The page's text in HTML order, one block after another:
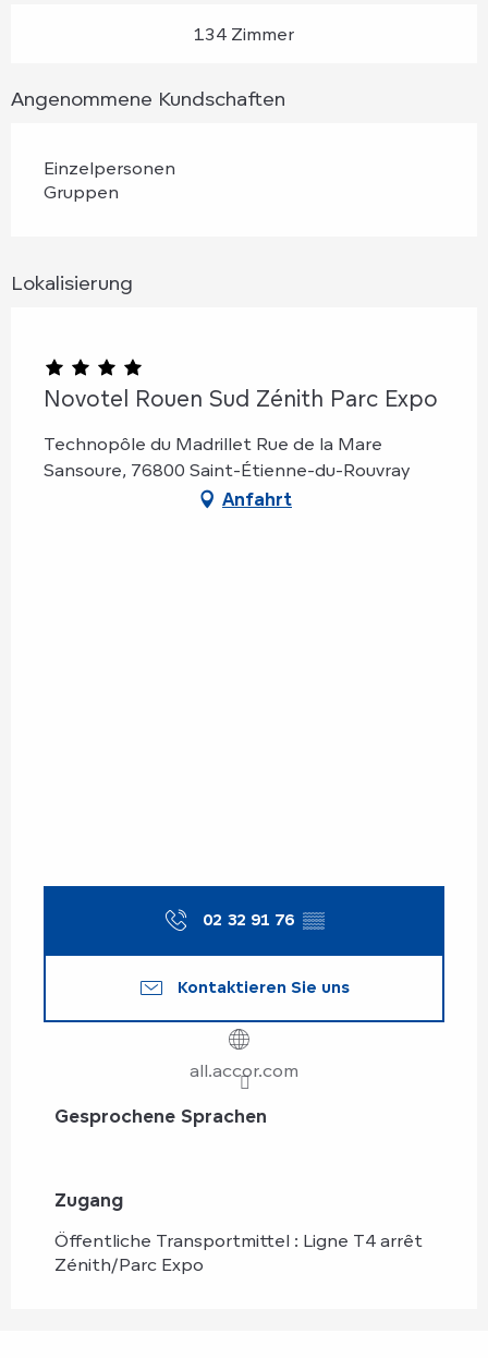
134 Zimmer
Angenommene Kundschaften
Einzelpersonen
Gruppen
Lokalisierung
Novotel Rouen Sud Zénith Parc Expo
Technopôle du Madrillet Rue de la Mare
Sansoure, 76800 Saint-Étienne-du-Rouvray
Anfahrt
02 32 91 76 ▒▒
Kontaktieren Sie uns
all.accor.com
Gesprochene Sprachen
Gesprochene Sprachen
Zugang
Zugang
Öffentliche Transportmittel : Ligne T4 arrêt
Zénith/Parc Expo